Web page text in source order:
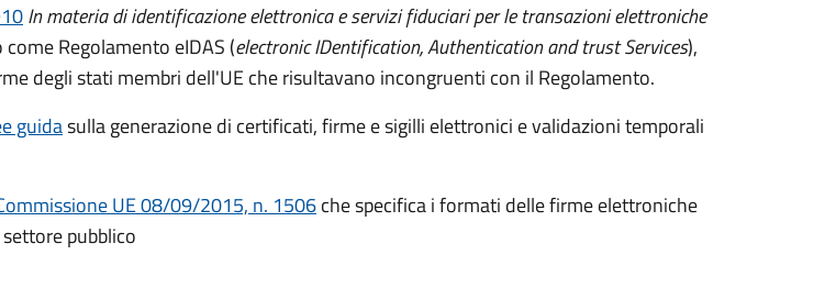
In materia di identificazione elettronica e servizi fiduciari per le transazioni elettroniche
Regolamento eIDAS (electronic IDentification, Authentication and trust Services),
degli stati membri dell'UE che risultavano incongruenti con il Regolamento.
guidasulla generazione di certificati, firme e sigilli elettronici e validazioni temporali
UE 08/09/2015, n. 1506che specifica i formati delle firme elettroniche
pubblico